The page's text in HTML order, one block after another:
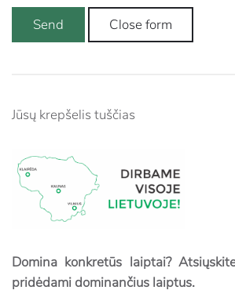
Send Close form
Jūsų krepšelis tuščias
Domina konkretūs laiptai?
pridėdami dominančius laiptus.